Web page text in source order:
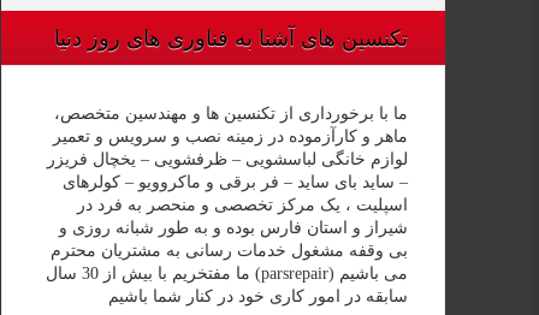
تکنسین های آشنا به فناوری های روز دنیا
ما با برخورداری از تکنسین ها و مهندسین متخصص،
ماهر و کارآزموده در زمینه نصب و سرویس و تعمیر
لوازم خانگی لباسشویی – ظرفشویی – یخچال فریزر
– ساید بای ساید – فر برقی و ماکروویو – کولرهای
اسپلیت ، یک مرکز تخصصی و منحصر به فرد در
شیراز و استان فارس بوده و به طور شبانه روزی و
بی وقفه مشغول خدمات رسانی به مشتریان محترم
می باشیم (parsrepair) ما مفتخریم با بیش از 30 سال
سابقه در امور کاری خود در کنار شما باشیم